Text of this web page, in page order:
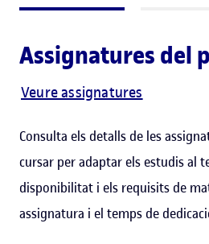
Assignatures del
Veure assignatures
Consulta els detalls de les
cursar per adaptar els estudis al
disponibilitat i els requisits de
assignatura i el temps de